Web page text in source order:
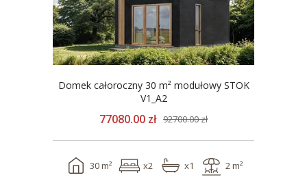
Domek całoroczny 30 m² modułowy STOK
V1_A2
77080.00 zł 92700.00 zł
30 m² x2 x1 2 m²